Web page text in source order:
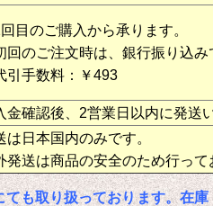
回目のご購入から承ります。
回のご注文時は、銀行振り込
引手数料：￥493
金確認後、2営業日以内に発送
は日本国内のみです。
発送は商品の安全のため行って
も取り扱っております。在庫